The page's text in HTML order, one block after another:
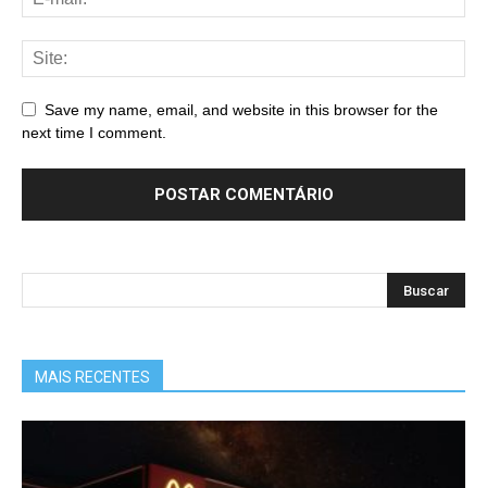
Save my name, email, and website in this browser for the
next time I comment.
MAIS RECENTES